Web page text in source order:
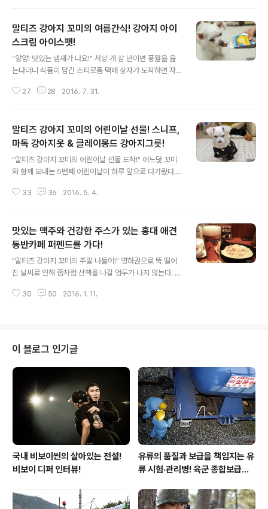
만 새해다짐은 늘 작심삼일이라는 점이 함정! "꼬미도 잘
챙겨줄게!" 작년에는 바쁘다는 핑계로 거의 와이프가 전담
하듯 꼬미를 챙겼다. 와이프도 바쁜데 말이다. 올해는 꼬미
랑도 자주 산책하고 가까운 곳이라도 부지런히 다녀야겠
해 아침도 평범한 하루의 시작이지만 어쨌든 또 한 살을 먹
말티즈 강아지 꼬미의 여름간식! 강아지 아이
스크림 아이스펫!
"앙앙! 맛있는 냄새가 나요!" 서당 개 삼 년이면 풍월을 읊
는다더니 식품이 담긴 스티로폼 택배 상자가 도착하면 자
눈빛이다. 오늘의 강아지 간식은 와이프가 SNS를 보다가
이다. "강아지도 아이스크림을 좋아한다?" 사람에 비해 체
구가 훨씬 작은 강아지들은 건강을 위해서 자극적이지 않
은 음식을 섭취하는 것이 좋다. 특히 달고 맵고 짠 음식은
절대 금물이다. 당연히 사람이 먹는 아이스크림은 유당이
많은 우유와 각종 인공착향료 등이 함유되어 있어 작은 체
구의 강아지들에게는 해롭다. 하지만 무더운 날씨에 시원
27 28 2016. 7. 31.
말티즈 강아지 꼬미의 어린이날 선물! 스니프,
마독 강아지옷 & 클레이몽드 강아지그릇!
"말티즈 강아지 꼬미의 어린이날 선물 도착!" 어느덧 꼬미
와 함께 보내는 5번째 어린이날이 하루 앞으로 다가왔다.
는 영원한 강아지이다. 와이프님은 동네 패셔니스타 꼬미
리즈물인 심슨 캐릭터를 활용한 각종 애견용품이 화제이
다. 안타깝게도 꼬미에게 맞는 사이즈가 품절이라 다음을
기약해야만 했다. "여름에도 입을 수 있는 냉감원단 소재
원피스!" 털이 많은 강아지들은 여름에 강아지옷을 입을 일
애매하다. 그나마 꼬미는 추위를 잘 타고 늘 짧은 털을 유지
33 36 2016. 5. 4.
맛있는 맥주와 건강한 주스가 있는 홍대 애견
동반카페 퍼펜드를 가다!
"말티즈 강아지 꼬미의 주말 나들이!" 영하권으로 뚝 떨어
진 날씨로 인해 좀처럼 산책을 나갈 엄두가 나지 않는다. 덕
서 뒹굴거리기를 반복했다. 우리의 모습을 한심하게 지켜
번 출구 마포한강 푸르지오 뒷골목에 위치하고 있는데 주
차장이 따로 없다 보니 자가용 이용 시에는 알아서 주차를
해야 한다. "홍대 애견동반카페 아니 펍에 오신 것을 환영
합니다!" 일반적인 애견카페는 말 그대로 강아지가 주인공
이다. 하지만 애견동반카페는 그 경계가 애매모호하다. 강
아지들이 신나게 뛰어놀 수 있는 공간은..
30 50 2016. 1. 11.
이 블로그 인기글
국내 비보이씬의 살아있는 전설!
비보이 디퍼 인터뷰!
유류의 품질과 보급을 책임지는 유
류 시험·관리병! 육군 종합보급창